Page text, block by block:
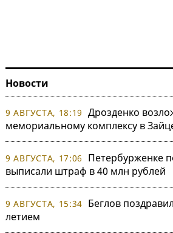
Новости
9 АВГУСТА, 18:19 Дрозденко
мемориальному комплексу в
9 АВГУСТА, 17:06
Петербурженке
выписали штраф в 40 млн рублей
9 АВГУСТА, 15:34 Беглов
летием